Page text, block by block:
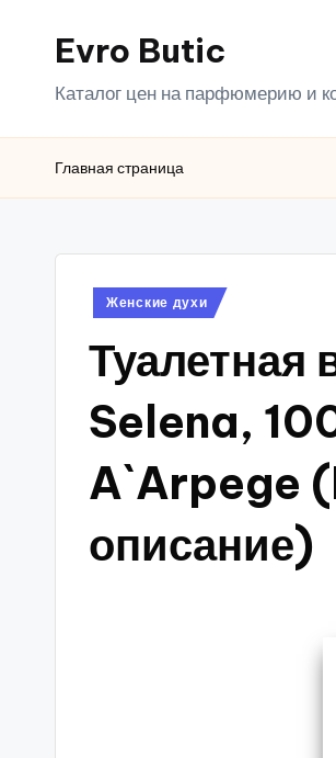
ПерейтиEvro Butic
Каталог цен на парфюмерию и
Главная страница
Опубликовано
Женские духи
Туалетная
Selena,
A`Arpege
описание)